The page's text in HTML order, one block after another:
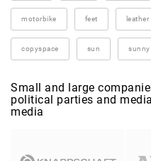
motorbike feet leather
copyspace sun sunny
Small and large
political parties and
media